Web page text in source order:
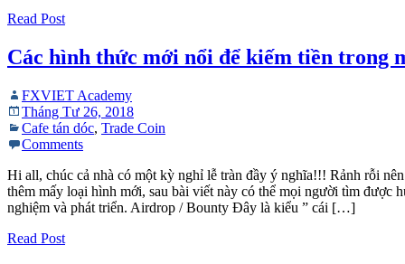
Read Post
Các hình thức mới nổi để kiếm tiền trong
FXVIET Academy
Tháng Tư 26, 2018
Cafe tán dóc, Trade Coin
Comments
Hi all, chúc cả nhà có một kỳ nghỉ lễ tràn đầy ý nghĩa!!! Rảnh rỗi
thêm mấy loại hình mới, sau bài viết này có thể mọi người tìm được
nghiệm và phát triển. Airdrop / Bounty Đây là kiểu ” cái […]
Read Post